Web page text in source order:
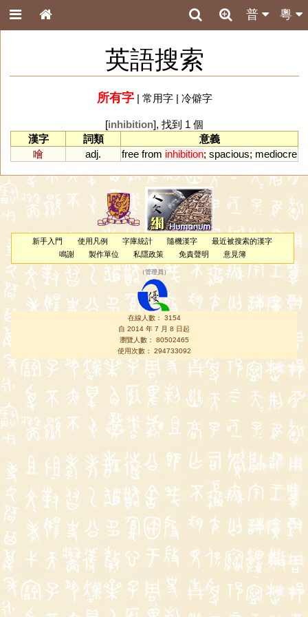
粵
普
英語搜索
所有字| 常用字| 冷僻字
[inhibition], 找到 1 個
漢字
詞類
意義
噲
adj. free from inhibition; spacious; mediocre
新手入門 使用凡例 字庫統計 隨機漢字
最近被搜索的漢字
鳴謝
製作單位 私隱政策 免責聲明 意見簿
（管理員 ）
在線人數： 3154
自 2014 年 7 月 8 日起
瀏覽人數： 80502465
使用次數： 294733092